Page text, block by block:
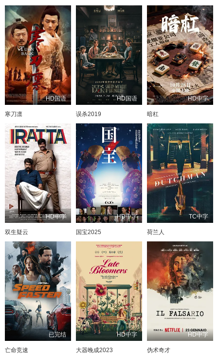
HD国语
寒刀凛
HD国语
误杀2019
HD中字
暗杠
HD中字
双生疑云
HD中字
国宝2025
TC中字
荷兰人
已完结
亡命竞速
HD中字
大器晚成2023
HD中字
伪术奇才